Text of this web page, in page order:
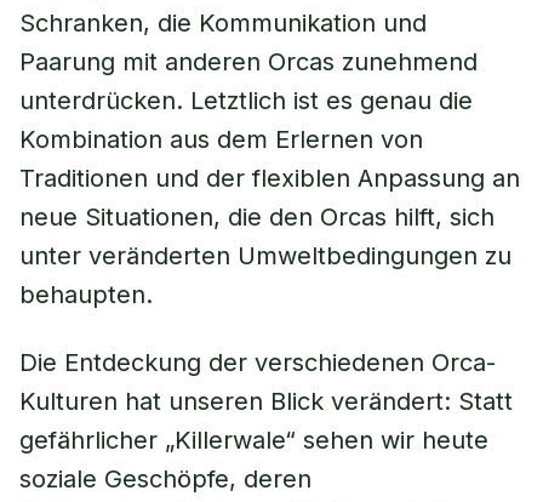
Schranken, die Kommunikation und
Paarung mit anderen Orcas zunehmend
unterdrücken. Letztlich ist es genau die
Kombination aus dem Erlernen von
Traditionen und der flexiblen Anpassung an
neue Situationen, die den Orcas hilft, sich
unter veränderten Umweltbedingungen zu
behaupten.
Die Entdeckung der verschiedenen Orca-
Kulturen hat unseren Blick verändert: Statt
gefährlicher „Killerwale“ sehen wir heute
soziale Geschöpfe, deren